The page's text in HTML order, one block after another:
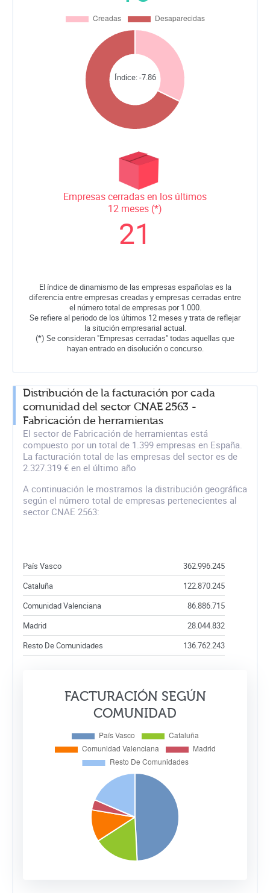
Índice:-7.86
Empresas cerradas en los últimos
12 meses (*)
21
El índice de dinamismo de las empresas españolas es la
diferencia entre empresas creadas y empresas cerradas entre
el número total de empresas por 1.000.
Se refiere al periodo de los últimos 12 meses y trata de reflejar
la situción empresarial actual.
(*) Se consideran "Empresas cerradas" todas aquellas que
hayan entrado en disolución o concurso.
Distribución de la facturación por cada
comunidad del sector CNAE 2563 -
Fabricación de herramientas
El sector de Fabricación de herramientas está
compuesto por un total de 1.399 empresas en España.
La facturación total de las empresas del sector es de
2.327.319 € en el último año
A continuación le mostramos la distribución geográfica
según el número total de empresas pertenecientes al
sector CNAE 2563:
País Vasco
362.996.245
Cataluña
122.870.245
Comunidad Valenciana
86.886.715
Madrid
28.044.832
Resto De Comunidades
136.762.243
FACTURACIÓN SEGÚN
COMUNIDAD